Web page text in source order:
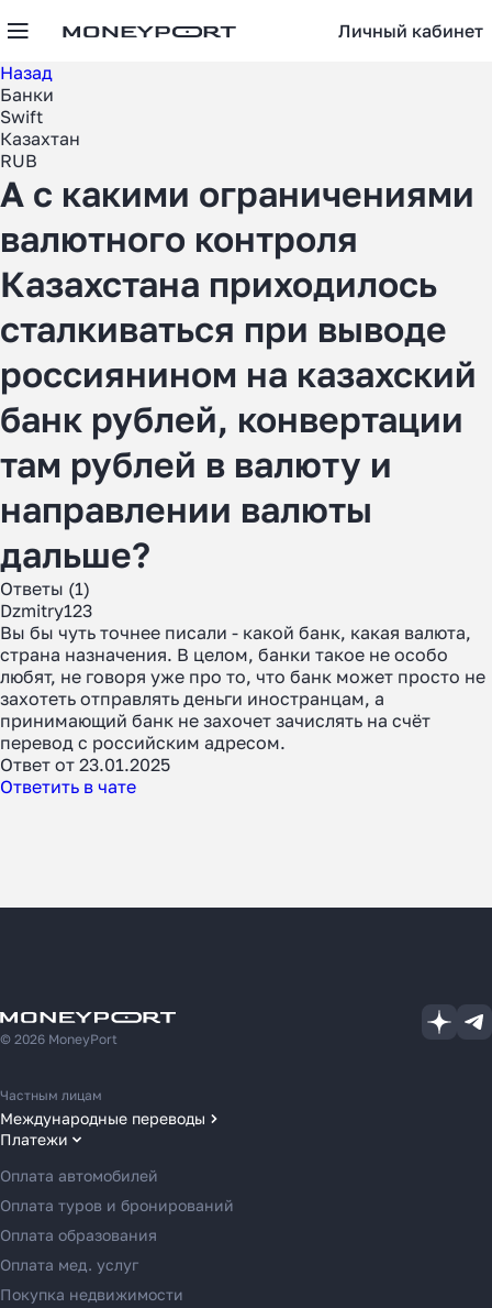
Личный кабинет
Назад
Банки
Swift
Казахтан
RUB
А с какими ограничениями
валютного контроля
Казахстана приходилось
сталкиваться при выводе
россиянином на казахский
банк рублей, конвертации
там рублей в валюту и
направлении валюты
дальше?
Ответы (1)
Dzmitry123
Вы бы чуть точнее писали - какой банк, какая валюта,
страна назначения. В целом, банки такое не особо
любят, не говоря уже про то, что банк может просто не
захотеть отправлять деньги иностранцам, а
принимающий банк не захочет зачислять на счёт
перевод с российским адресом.
Ответ от 23.01.2025
Ответить в чате
© 2026 MoneyPort
Частным лицам
Международные переводы
Переводы в США
Переводы в ОАЭ
Переводы в Европу
Переводы в Азию
Переводы в Россию
Переводы в Австрию
Платежи
Оплата автомобилей
Оплата туров и бронирований
Оплата образования
Оплата мед. услуг
Покупка недвижимости
Как перевести деньги
за 2 часа вместо 120